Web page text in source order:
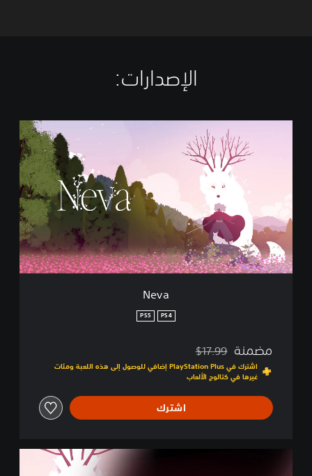
الإصدارات:‏
Neva
PS4
PS5
مضمنة مخصوم من السعر الأصلي البالغ $17.99‏
$17.99
اشترك في PlayStation Plus إضافي للوصول إلى هذه اللعبة ومئات
غيرها في كتالوج الألعاب
اشترك